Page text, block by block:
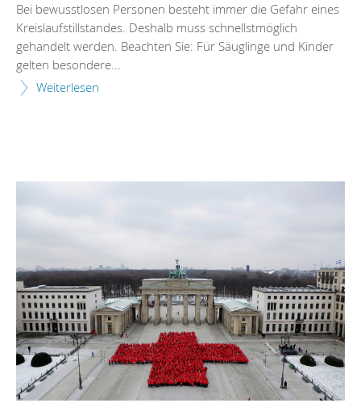
Bei bewusstlosen Personen besteht immer die Gefahr eines
Kreislaufstillstandes. Deshalb muss schnellstmöglich
gehandelt werden. Beachten Sie: Für Säuglinge und Kinder
gelten besondere...
Weiterlesen